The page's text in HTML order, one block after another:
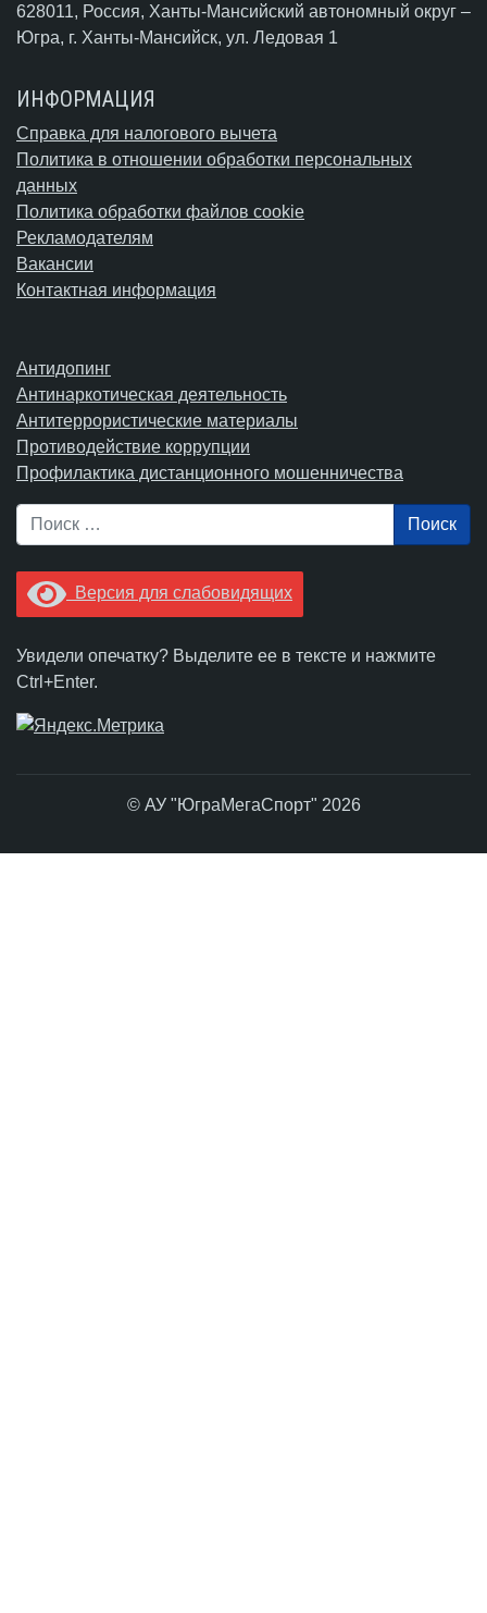
628011, Россия, Ханты-Мансийский автономный округ –
Югра, г. Ханты-Мансийск, ул. Ледовая 1
ИНФОРМАЦИЯ
Справка для налогового вычета
Политика в отношении обработки персональных
данных
Политика обработки файлов cookie
Рекламодателям
Вакансии
Контактная информация
Антидопинг
Антинаркотическая деятельность
Антитеррористические материалы
Противодействие коррупции
Профилактика дистанционного мошенничества
Поиск
Версия для слабовидящих
Увидели опечатку? Выделите ее в тексте и нажмите
Ctrl+Enter.
© АУ "ЮграМегаСпорт" 2026